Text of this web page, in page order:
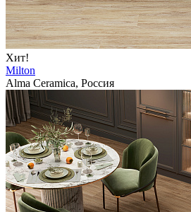
Хит!
Milton
Alma Ceramica, Россия